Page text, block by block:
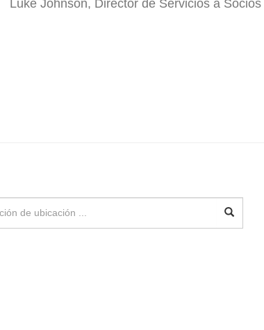
Luke Johnson, Director de Servicios a Socios